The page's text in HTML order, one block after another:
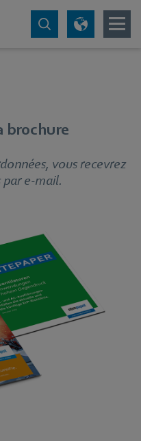
brochure
vous recevrez
e-mail.